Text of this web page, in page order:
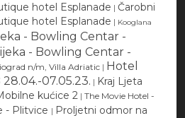
hotel Esplanade | Čarobni
hotel Esplanade | Kooglana
- Bowling Centar -
- Bowling Centar -
n/m, Villa Adriatic | Hotel
07.05.23. | Kraj Ljeta
kućice 2 | The Movie Hotel -
- Plitvice | Proljetni odmor na